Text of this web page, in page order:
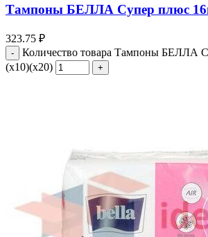
Тампоны БЕЛЛА Супер плюс
323.75 ₽
Количество товара Тампоны БЕЛЛА
(х10)(х20)